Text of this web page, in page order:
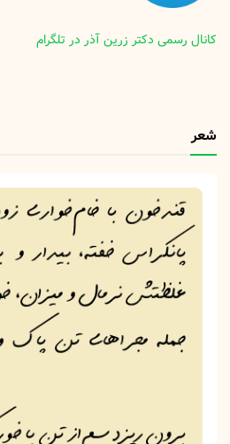
کانال رسمی دکتر زرین آذر در تلگرام
شعر